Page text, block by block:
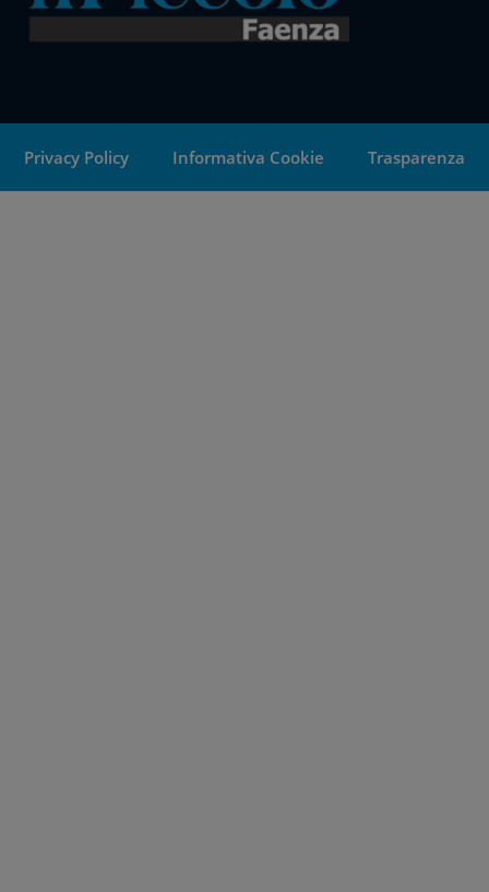
Privacy Policy Informativa Cookie Trasparenza